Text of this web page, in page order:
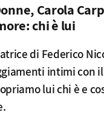
Carola
chi è lui
di Federico
intimi con
lui chi è e